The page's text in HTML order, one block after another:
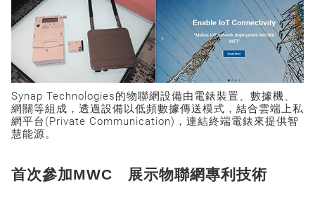
Synap Technologies的物聯網設備由電錶裝置、數據機、
網關等組成，透過設備以低頻數據傳送模式，結合雲端上私
網平台(Private Communication)，連結終端電錶來提供智
慧能源。
首次參加MWC 展示物聯網專利技術